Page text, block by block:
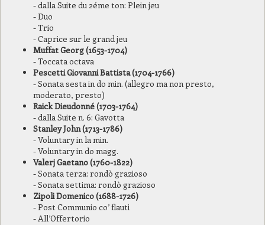
- dalla Suite du 2éme ton: Plein jeu
- Duo
- Trio
- Caprice sur le grand jeu
Muffat Georg (1653-1704)
- Toccata octava
Pescetti Giovanni Battista (1704-1766)
- Sonata sesta in do min. (allegro ma non presto,
moderato, presto)
Raick Dieudonné (1703-1764)
- dalla Suite n. 6: Gavotta
Stanley John (1713-1786)
- Voluntary in la min.
- Voluntary in do magg.
Valerj Gaetano (1760-1822)
- Sonata terza: rondò grazioso
- Sonata settima: rondò grazioso
Zipoli Domenico (1688-1726)
- Post Communio co’ flauti
- All’Offertorio